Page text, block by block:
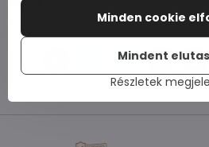
(0 hozzászólásokat)
TwitterBlueskyPinterest
Részletek
Minden cookie
Mindent